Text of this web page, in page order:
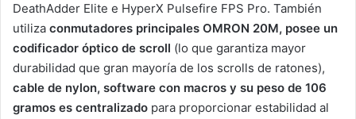
DeathAdder Elite e HyperX Pulsefire FPS Pro. También
utiliza conmutadores principales OMRON 20M, posee un
codificador óptico de scroll (lo que garantiza mayor
durabilidad que gran mayoría de los scrolls de ratones),
cable de nylon, software con macros y su peso de 106
gramos es centralizado para proporcionar estabilidad al